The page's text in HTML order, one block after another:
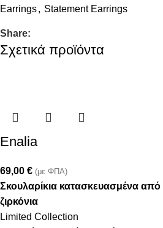
Earrings, Statement Earrings
Share:
Σχετικά προϊόντα
Enalia
69,00 € (με ΦΠΑ)
Σκουλαρίκια κατασκευασμένα από
ζιρκόνια
Limited Collection